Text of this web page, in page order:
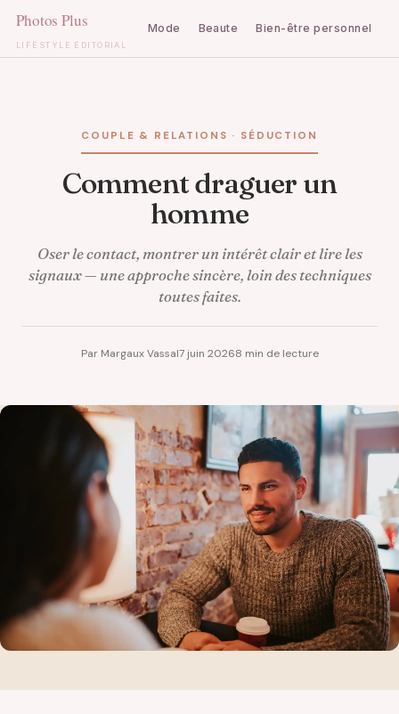
LIFESTYLE ÉDITORIAL
Mode Beaute Bien-être personnel
COUPLE & RELATIONS · SÉDUCTION
Comment draguer un
homme
Oser le contact, montrer un intérêt clair et lire les
signaux — une approche sincère, loin des techniques
toutes faites.
Par Margaux Vassal7 juin 20268 min de lecture